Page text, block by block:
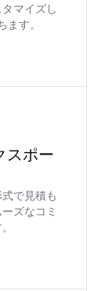
マイズし
す。
スポー
で見積も
ズなコミ